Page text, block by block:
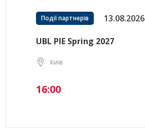
Події партнерів 13.08.2026
UBL PIE Spring 2027
Київ
16:00